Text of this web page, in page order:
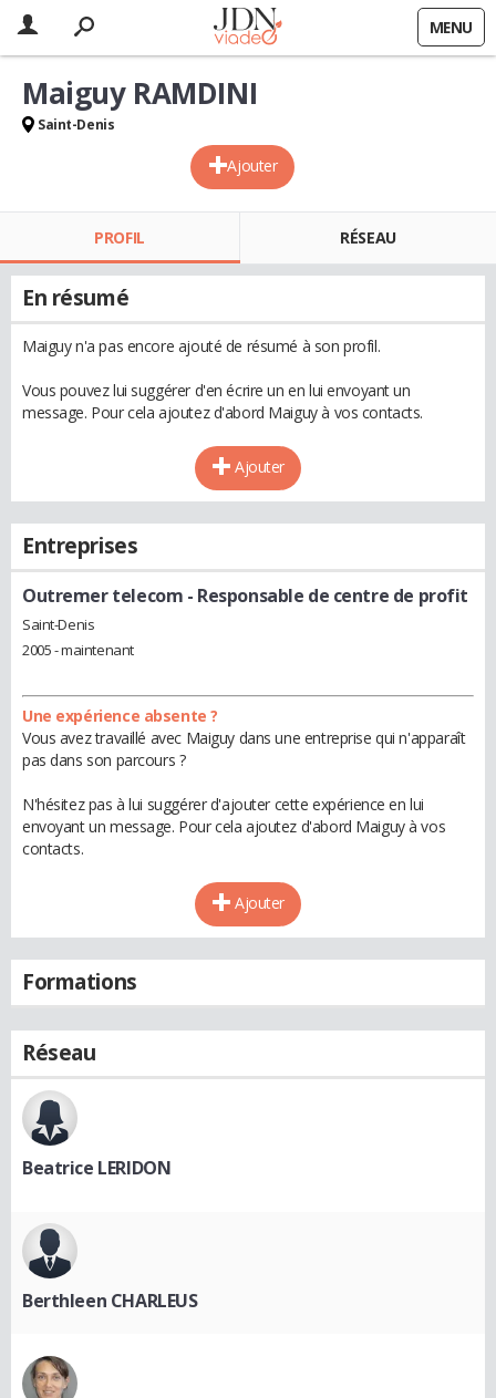
MENU
Ajouter
Maiguy RAMDINI
Saint-Denis
PROFIL RÉSEAU
En résumé
Maiguy n'a pas encore ajouté de résumé à son profil.
Vous pouvez lui suggérer d'en écrire un en lui envoyant un
message. Pour cela ajoutez d'abord Maiguy à vos contacts.
Ajouter
Entreprises
Outremer telecom - Responsable de centre de profit
Saint-Denis
2005 - maintenant
Une expérience absente ?
Vous avez travaillé avec Maiguy dans une entreprise qui n'apparaît
pas dans son parcours ?
N'hésitez pas à lui suggérer d'ajouter cette expérience en lui
envoyant un message. Pour cela ajoutez d'abord Maiguy à vos
contacts.
Ajouter
Formations
Réseau
Beatrice LERIDON
Berthleen CHARLEUS